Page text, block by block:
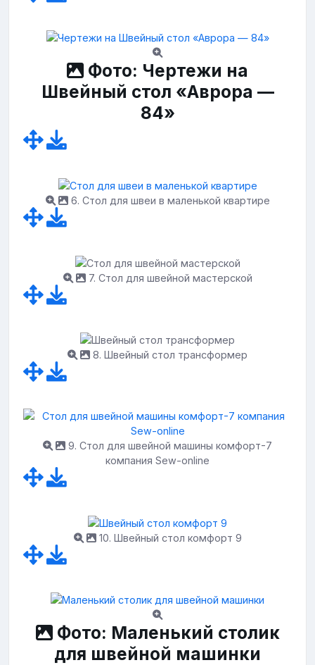
Фото: Чертежи на
Швейный стол «Аврора —
84»
6. Стол для швеи в маленькой квартире
7. Стол для швейной мастерской
8. Швейный стол трансформер
9. Стол для швейной машины комфорт-7
компания Sew-online
10. Швейный стол комфорт 9
Фото: Маленький столик
для швейной машинки